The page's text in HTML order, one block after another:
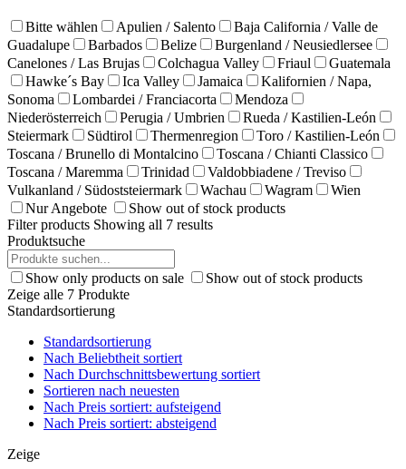
Bitte wählen Apulien / Salento
Baja California / Valle de
Guadalupe
Barbados Belize
Burgenland / Neusiedlersee
Canelones / Las Brujas
Colchagua Valley Friaul
Guatemala
Hawke´s Bay
Ica Valley Jamaica
Kalifornien / Napa,
Sonoma
Lombardei / Franciacorta
Mendoza
Niederösterreich
Perugia / Umbrien
Rueda / Kastilien-León
Steiermark
Südtirol Thermenregion
Toro / Kastilien-León
Toscana / Brunello di Montalcino
Toscana / Chianti Classico
Toscana / Maremma
Trinidad
Valdobbiadene / Treviso
Vulkanland / Südoststeiermark
Wachau Wagram
Wien
Nur Angebote
Show out of stock products
Filter products Showing all 7 results
Produktsuche
Show only products on sale
Show out of stock products
Zeige alle 7 Produkte
Standardsortierung
Standardsortierung
Nach Beliebtheit sortiert
Nach Durchschnittsbewertung sortiert
Sortieren nach neuesten
Nach Preis sortiert: aufsteigend
Nach Preis sortiert: absteigend
Zeige